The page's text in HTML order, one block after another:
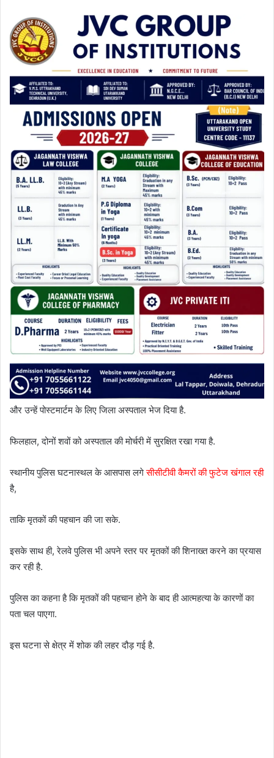
और उन्हें पोस्टमार्टम के लिए जिला अस्पताल भेज दिया है.
फिलहाल, दोनों शवों को अस्पताल की मोर्चरी में सुरक्षित रखा गया है.
स्थानीय पुलिस घटनास्थल के आसपास लगेसीसीटीवी कैमरों की फुटेज खंगाल रही
है,
ताकि मृतकों की पहचान की जा सके.
इसके साथ ही, रेलवे पुलिस भी अपने स्तर पर मृतकों की शिनाख्त करने का प्रयास
कर रही है.
पुलिस का कहना है कि मृतकों की पहचान होने के बाद ही आत्महत्या के कारणों का
पता चल पाएगा.
इस घटना से क्षेत्र में शोक की लहर दौड़ गई है.